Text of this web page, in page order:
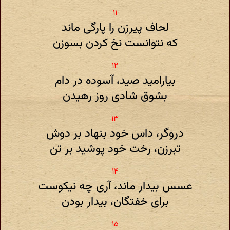
لحاف پیرزن را پارگی ماند
که نتوانست نخ کردن بسوزن
بیارامید صید، آسوده در دام
بشوق شادی روز رهیدن
دروگر، داس خود بنهاد بر دوش
تبرزن، رخت خود پوشید بر تن
عسس بیدار ماند، آری چه نیکوست
برای خفتگان، بیدار بودن